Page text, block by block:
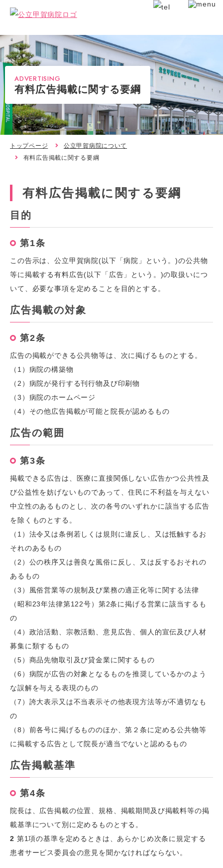
ADVERTISING
有料広告掲載に関する要綱
トップページ
公立甲賀病院について
有料広告掲載に関する要綱
有料広告掲載に関する要綱
目的
第1条
この告示は、公立甲賀病院(以下「病院」という。)の公共物
等に掲載する有料広告(以下「広告」という。)の取扱いにつ
いて、必要な事項を定めることを目的とする。
広告掲載の対象
第2条
広告の掲載ができる公共物等は、次に掲げるものとする。
（1）病院の構築物
（2）病院が発行する刊行物及び印刷物
（3）病院のホームページ
（4）その他広告掲載が可能と院長が認めるもの
広告の範囲
第3条
掲載できる広告は、医療に直接関係しない広告かつ公共性及
び公益性を妨げないものであって、住民に不利益を与えない
中立性のあるものとし、次の各号のいずれかに該当する広告
を除くものとする。
（1）法令又は条例若しくは規則に違反し、又は抵触するお
それのあるもの
（2）公の秩序又は善良な風俗に反し、又は反するおそれの
あるもの
（3）風俗営業等の規制及び業務の適正化等に関する法律
（昭和23年法律第122号）第2条に掲げる営業に該当するも
の
（4）政治活動、宗教活動、意見広告、個人的宣伝及び人材
募集に類するもの
（5）商品先物取引及び貸金業に関するもの
（6）病院が広告の対象となるものを推奨しているかのよう
な誤解を与える表現のもの
（7）誇大表示又は不当表示その他表現方法等が不適切なも
の
（8）前各号に掲げるもののほか、第２条に定める公共物等
に掲載する広告として院長が適当でないと認めるもの
広告掲載基準
第4条
院長は、広告掲載の位置、規格、掲載期間及び掲載料等の掲
載基準について別に定めるものとする。
2 第1項の基準を定めるときは、あらかじめ次条に規定する
患者サービス委員会の意見を聞かなければならない。